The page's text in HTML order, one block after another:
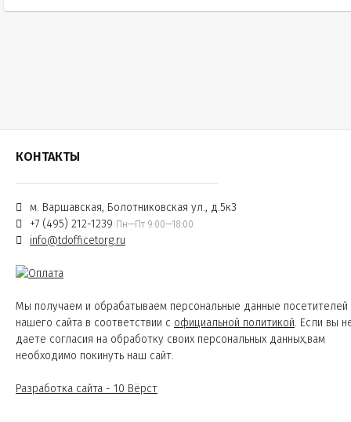
КОНТАКТЫ
м. Варшавская, Болотниковская ул., д.5к3
+7 (495) 212-1239 Пн—Пт 9:00—18:00
info@tdofficetorg.ru
Мы получаем и обрабатываем персональные данные посетителей
нашего сайта в соответствии с официальной политикой. Если вы
даете согласия на обработку своих персональных данных,вам
необходимо покинуть наш сайт.
Разработка сайта - 10 Вёрст